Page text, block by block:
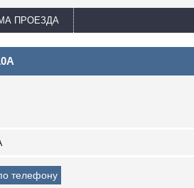
ПРОЕЗДА
телефону